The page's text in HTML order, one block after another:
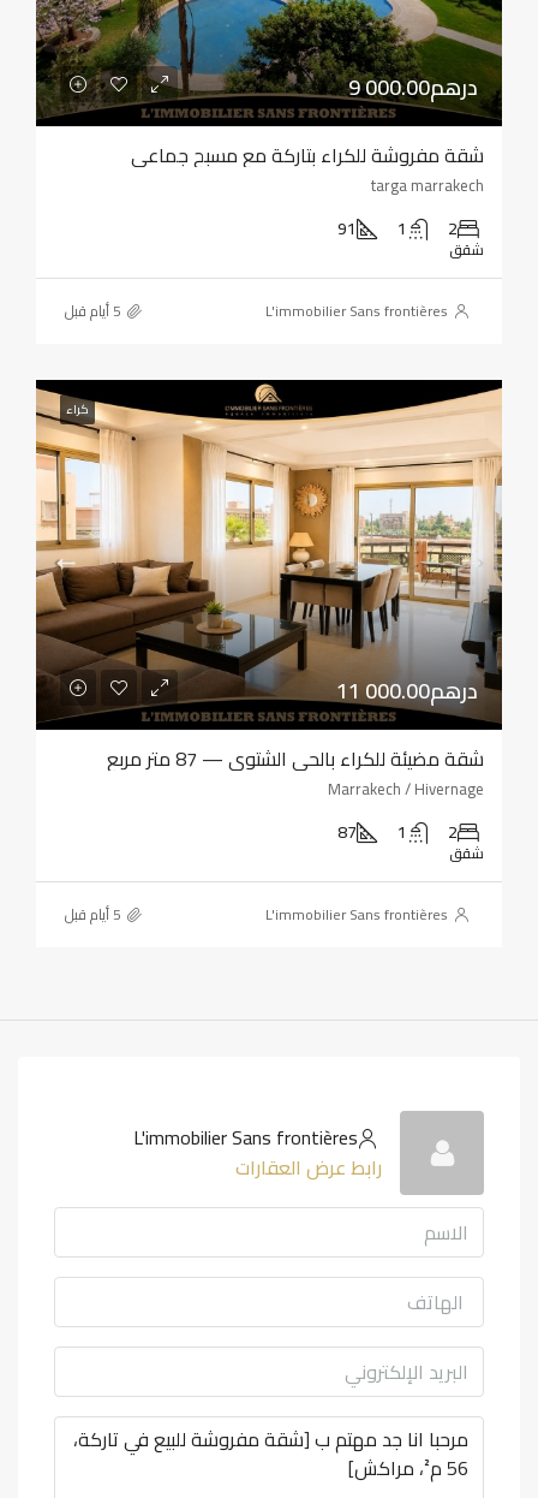
9 000.00درهم
شقة مفروشة للكراء بتاركة مع مسبح جماعي
targa marrakech
2
1
91
شقق
L'immobilier Sans frontières
كراء
11 000.00درهم
شقة مضيئة للكراء بالحي الشتوي — 87 متر مربع
Marrakech / Hivernage
2
1
87
شقق
L'immobilier Sans frontières
L'immobilier Sans frontières
رابط عرض العقارات